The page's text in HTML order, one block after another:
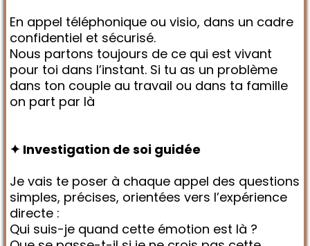
En appel téléphonique ou visio, dans un cadre
confidentiel et sécurisé.
Nous partons toujours de ce qui est vivant
pour toi dans l’instant. Si tu as un problème
dans ton couple au travail ou dans ta famille
on part par là
✦ Investigation de soi guidée
Je vais te poser à chaque appel des questions
simples, précises, orientées vers l’expérience
directe :
Qui suis-je quand cette émotion est là ?